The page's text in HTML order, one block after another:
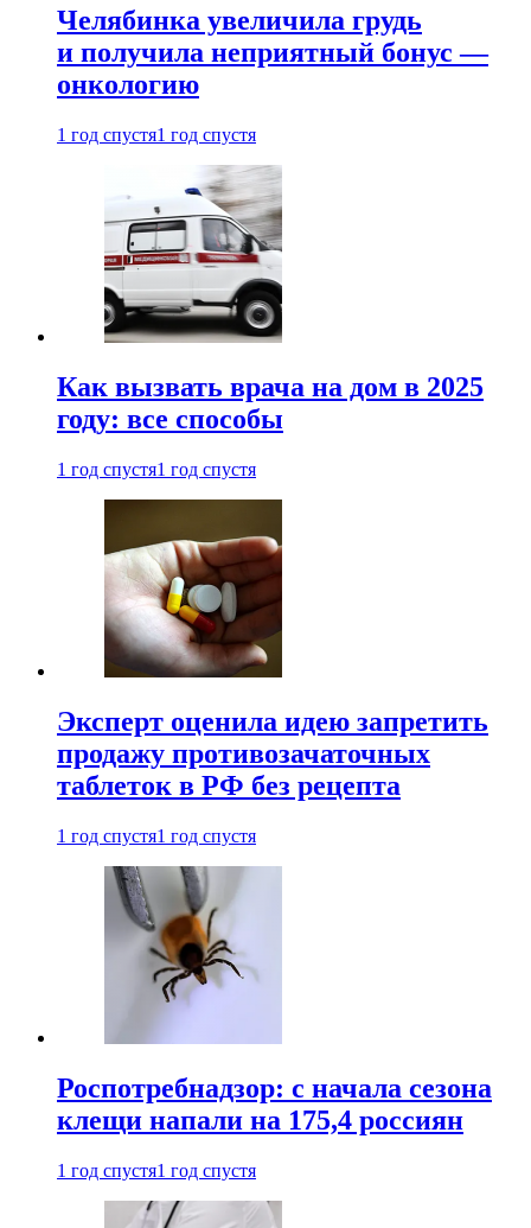
Челябинка увеличила грудь
и получила неприятный бонус —
онкологию
1 год спустя1 год спустя
Как вызвать врача на дом в 2025
году: все способы
1 год спустя1 год спустя
Эксперт оценила идею запретить
продажу противозачаточных
таблеток в РФ без рецепта
1 год спустя1 год спустя
Роспотребнадзор: с начала сезона
клещи напали на 175,4 россиян
1 год спустя1 год спустя